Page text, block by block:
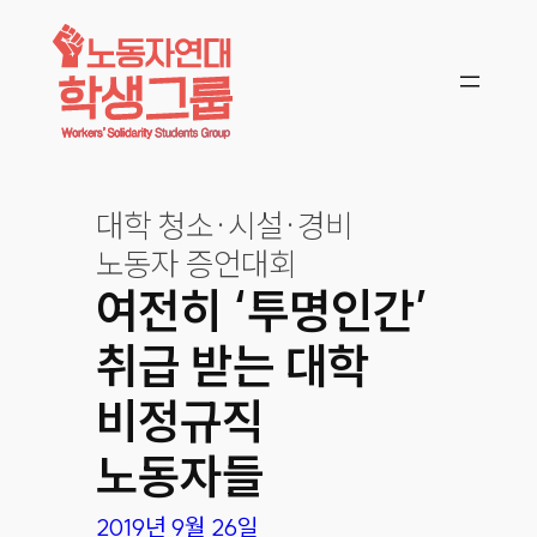
콘텐츠로
바로가기
대학 청소·시설·경비
노동자 증언대회
여전히 ‘투명인간’
취급 받는 대학
비정규직
노동자들
2019년 9월 26일